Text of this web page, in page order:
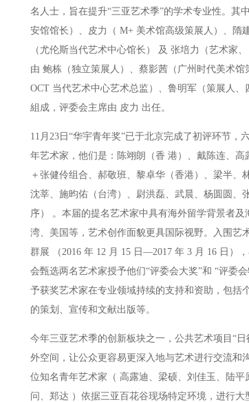
名人士，旨在提升“三亚艺术季”的学术专业性。其
安馆馆长）、皮力（ M+ 美术馆高级策展人）、隋
（尤伦斯当代艺术中心馆长） 及 张培力（艺术家
由 鲍栋（独立策展人）、蔡影茜（广州时代美术
OCT 当代艺术中心艺术总监）、鲁明军（策展人、
組成，评委会主席由 皮力 出任。
11月23日“华宇青年奖”已于北京完成了初评环节，
年艺术家，他们是：陈翊朗（香 港）、戴陈连、
＋张健伶组合、郝敬班、黎卓华（香港）、梁半、
沈莘、施昀佑（台湾）、尉洪磊、武晨、杨圆圆、
序） 。本届的提名艺术家中具有海外留学背景者
湾、美国等，艺术创作面貌更具国际视野。入围艺
群展 （2016 年 12 月 15 日—2017 年 3 月 16 日）
会甄选两名艺术家授予他们“评委会大奖”和 “评委
予获奖艺术家在专业领域持续的支持和资助，包括
的策划、宣传和文献出版等。
今年三亚艺术季的创新板块之一，公共艺术项目“
外空间，让公众更容易更深入地与艺术进行交流和
位知名青年艺术家（ 高露迪、梁硕、刘佳玉、陆
问、郑达 ）依据三亚百花谷现场特定环境，进行